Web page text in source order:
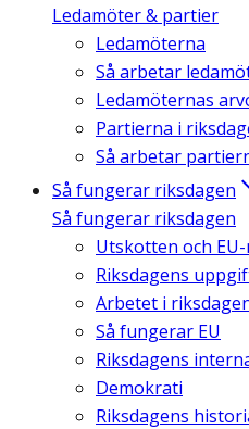
Ledamöter & partier
Ledamöterna
Så arbetar
Ledamöternas
Partierna i
Så arbetar
Så fungerar riksdagen
Så fungerar riksdagen
Utskotten och
Riksdagens
Arbetet i
Så fungerar EU
Riksdagens
Demokrati
Riksdagens